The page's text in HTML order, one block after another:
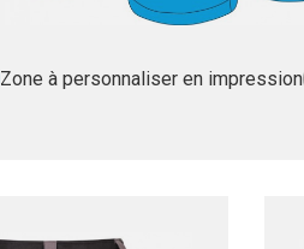
Zone à personnaliser en impression